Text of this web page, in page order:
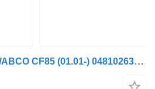
Supapă pneumatică WABCO CF85 (01.01-) 0481026304 pentru cap tractor DAF LF45, LF55, LF180, CF65, CF75, CF85 (2001-)